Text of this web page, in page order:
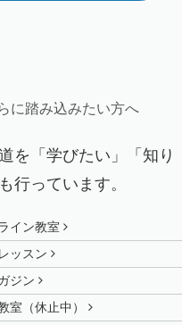
に踏み込みたい方へ
を「学びたい」「知り
行っています。
イン教室
ッスン
ジン
室（休止中）